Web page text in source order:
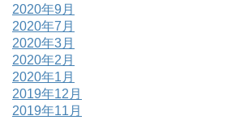
2020年9月
2020年7月
2020年3月
2020年2月
2020年1月
2019年12月
2019年11月